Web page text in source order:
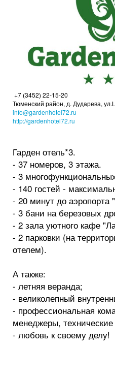
+7 (3452) 22-15-20
Тюменский район, д. Дударева,
info@gardenhotel72.ru
http://gardenhotel72.ru
Гарден отель*3.
- 37 номеров, 3 этажа.
- 3
- 140 гостей -
- 20 минут до аэропорта
- 3 бани на березовых
- 2 зала уютного кафе
- 2 парковки (на
отелем).
А также:
- летняя веранда;
- великолепный
- профессиональная
менеджеры,
- любовь к своему делу!